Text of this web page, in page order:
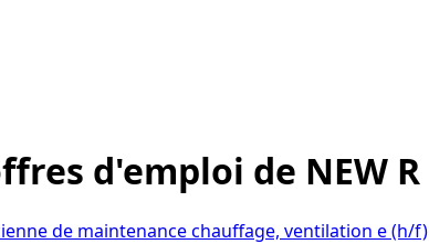
d'emploi de NEW R
de maintenance chauffage, ventilation e (h/f)